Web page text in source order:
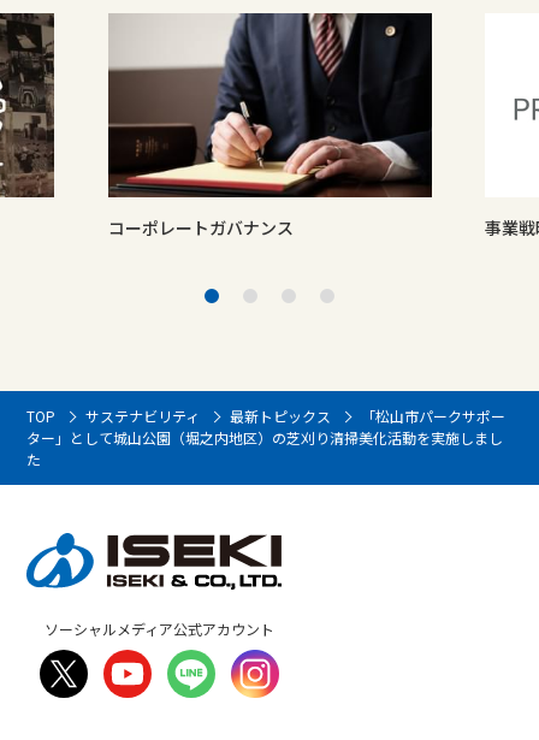
コーポレートガバナンス 事業
TOP サステナビリティ 最新トピックス
「松山市パークサポー
ター」として城山公園（堀之内地区）の芝刈り清掃美化活動を実施しまし
た
ソーシャルメディア公式アカウント